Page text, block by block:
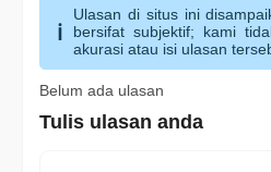
Ulasan di situs ini
bersifat subjektif; kami
akurasi atau isi ulasan
Belum ada ulasan
Tulis ulasan anda